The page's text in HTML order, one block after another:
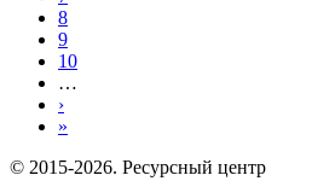
8
9
10
…
›
»
© 2015-2026. Ресурсный центр